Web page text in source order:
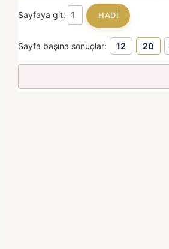
Sayfaya git:
Sayfa başına sonuçlar: 12 20